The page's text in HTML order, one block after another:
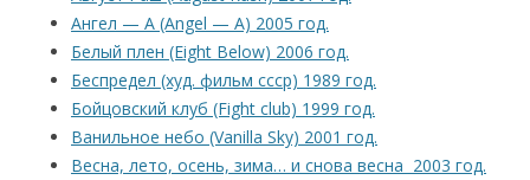
Ангел — А (Angel — A) 2005 год.
Белый плен (Eight Below) 2006 год.
Беспредел (худ. фильм ссср) 1989 год.
Бойцовский клуб (Fight club) 1999 год.
Ванильное небо (Vanilla Sky) 2001 год.
Весна, лето, осень, зима… и снова весна 2003 год.